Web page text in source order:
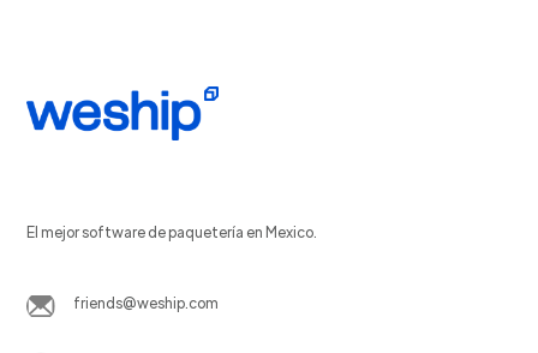
El mejor software de paquetería en Mexico.
friends@weship.com